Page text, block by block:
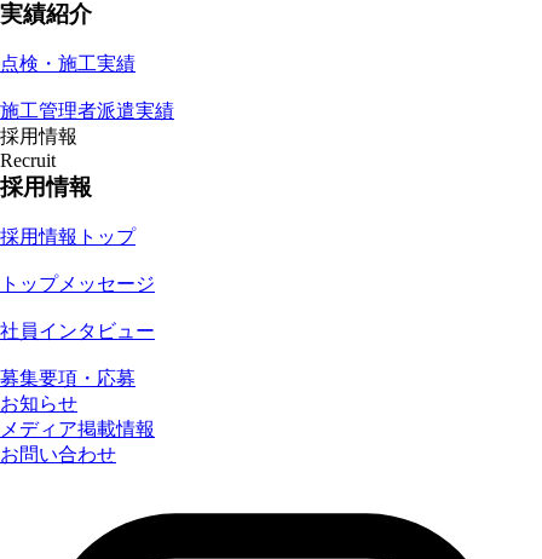
実績紹介
点検・施工実績
施工管理者派遣実績
採用情報
Recruit
採用情報
採用情報トップ
トップメッセージ
社員インタビュー
募集要項・応募
お知らせ
メディア掲載情報
お問い合わせ